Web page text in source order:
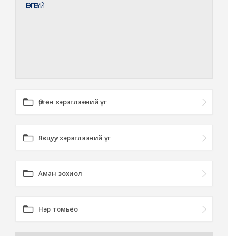
ӨНГӨГҮЙ
Өргөн хэрэглээний үг
Явцуу хэрэглээний үг
Аман зохиол
Нэр томьёо